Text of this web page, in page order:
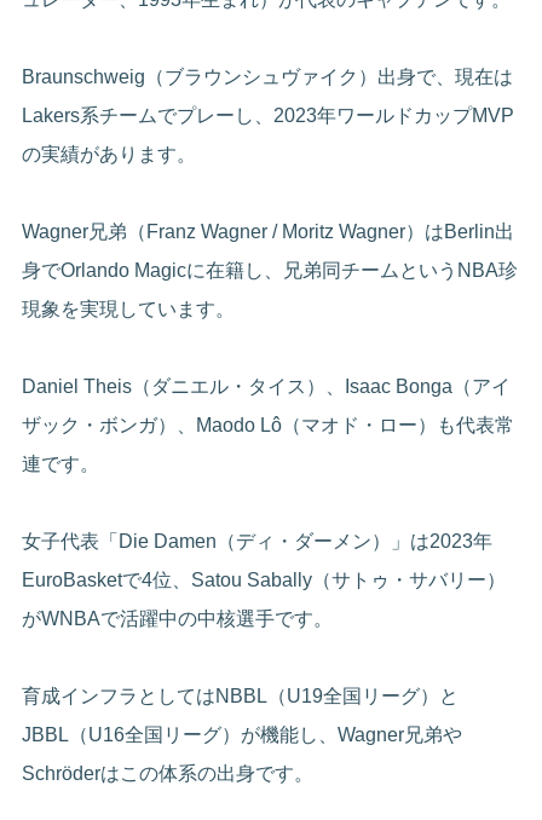
Braunschweig（ブラウンシュヴァイク）出身で、現在は
Lakers系チームでプレーし、2023年ワールドカップMVP
の実績があります。
Wagner兄弟（Franz Wagner / Moritz Wagner）はBerlin出
身でOrlando Magicに在籍し、兄弟同チームというNBA珍
現象を実現しています。
Daniel Theis（ダニエル・タイス）、Isaac Bonga（アイ
ザック・ボンガ）、Maodo Lô（マオド・ロー）も代表常
連です。
女子代表「Die Damen（ディ・ダーメン）」は2023年
EuroBasketで4位、Satou Sabally（サトゥ・サバリー）
がWNBAで活躍中の中核選手です。
育成インフラとしてはNBBL（U19全国リーグ）と
JBBL（U16全国リーグ）が機能し、Wagner兄弟や
Schröderはこの体系の出身です。